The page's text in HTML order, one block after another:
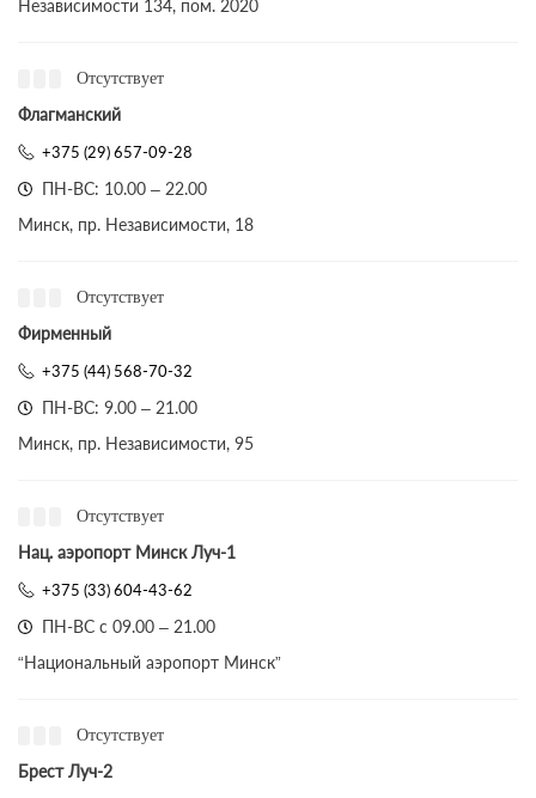
Независимости 134, пом. 2020
Отсутствует
Флагманский
+375 (29) 657-09-28
ПН-ВС: 10.00 – 22.00
Минск, пр. Независимости, 18
Отсутствует
Фирменный
+375 (44) 568-70-32
ПН-ВС: 9.00 – 21.00
Минск, пр. Независимости, 95
Отсутствует
Нац. аэропорт Минск Луч-1
+375 (33) 604-43-62
ПН-ВС с 09.00 – 21.00
“Национальный аэропорт Минск”
Отсутствует
Брест Луч-2